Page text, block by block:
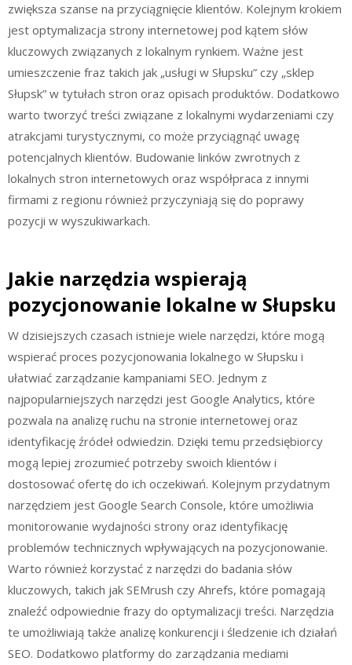
zwiększa szanse na przyciągnięcie klientów. Kolejnym krokiem
jest optymalizacja strony internetowej pod kątem słów
kluczowych związanych z lokalnym rynkiem. Ważne jest
umieszczenie fraz takich jak „usługi w Słupsku” czy „sklep
Słupsk” w tytułach stron oraz opisach produktów. Dodatkowo
warto tworzyć treści związane z lokalnymi wydarzeniami czy
atrakcjami turystycznymi, co może przyciągnąć uwagę
potencjalnych klientów. Budowanie linków zwrotnych z
lokalnych stron internetowych oraz współpraca z innymi
firmami z regionu również przyczyniają się do poprawy
pozycji w wyszukiwarkach.
Jakie narzędzia wspierają
pozycjonowanie lokalne w Słupsku
W dzisiejszych czasach istnieje wiele narzędzi, które mogą
wspierać proces pozycjonowania lokalnego w Słupsku i
ułatwiać zarządzanie kampaniami SEO. Jednym z
najpopularniejszych narzędzi jest Google Analytics, które
pozwala na analizę ruchu na stronie internetowej oraz
identyfikację źródeł odwiedzin. Dzięki temu przedsiębiorcy
mogą lepiej zrozumieć potrzeby swoich klientów i
dostosować ofertę do ich oczekiwań. Kolejnym przydatnym
narzędziem jest Google Search Console, które umożliwia
monitorowanie wydajności strony oraz identyfikację
problemów technicznych wpływających na pozycjonowanie.
Warto również korzystać z narzędzi do badania słów
kluczowych, takich jak SEMrush czy Ahrefs, które pomagają
znaleźć odpowiednie frazy do optymalizacji treści. Narzędzia
te umożliwiają także analizę konkurencji i śledzenie ich działań
SEO. Dodatkowo platformy do zarządzania mediami